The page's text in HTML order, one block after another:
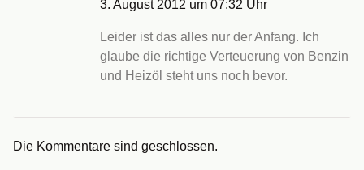
3. August 2012 um 07:32 Uhr
Leider ist das alles nur der Anfang. Ich
glaube die richtige Verteuerung von Benzin
und Heizöl steht uns noch bevor.
Die Kommentare sind geschlossen.